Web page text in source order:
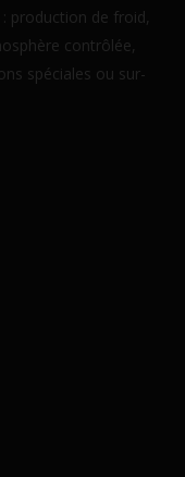
production de froid,
contrôlée,
spéciales ou sur-